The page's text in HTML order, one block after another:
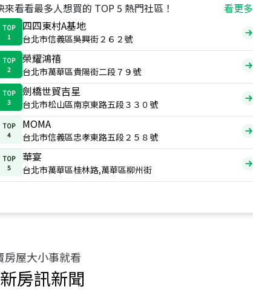
來看看最多人想買的 TOP 5 熱門社區！ 看更多
TOP
1
四四東村A基地
台北市信義區吳興街２６２號
TOP
2
榮耀鴻禧
台北市萬華區貴陽街二段７９號
TOP
3
劍橋世貿吉星
台北市松山區南京東路五段３３０號
TOP
4
MOMA
台北市信義區忠孝東路五段２５８號
TOP
5
華宴
台北市萬華區桂林路,萬華區柳州街
房屋大小事就看
房訊新聞